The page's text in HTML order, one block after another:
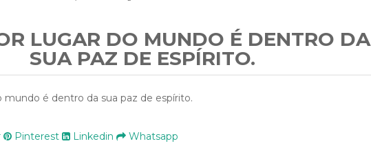
LUGAR DO MUNDO É DENTRO DA
SUA PAZ DE ESPÍRITO.
mundo é dentro da sua paz de espírito.
Pinterest Linkedin Whatsapp